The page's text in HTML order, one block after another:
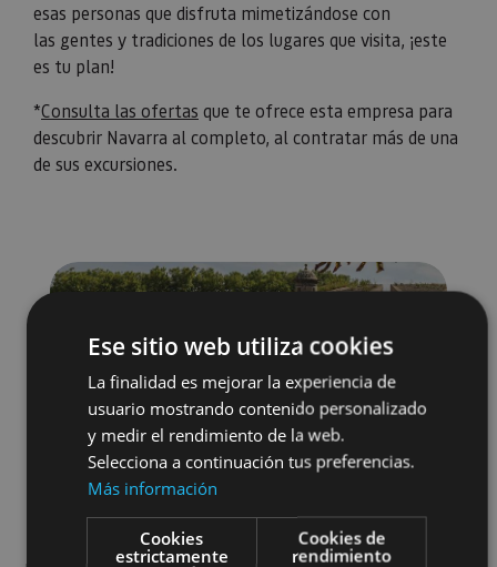
esas personas que disfruta mimetizándose con
las gentes y tradiciones de los lugares que visita, ¡este
es tu plan!
*Consulta las ofertas que te ofrece esta empresa para
descubrir Navarra al completo, al contratar más de una
de sus excursiones.
Ese sitio web utiliza cookies
La finalidad es mejorar la experiencia de
usuario mostrando contenido personalizado
y medir el rendimiento de la web.
Selecciona a continuación tus preferencias.
Más información
Cookies
estrictamente
Cookies de
rendimiento